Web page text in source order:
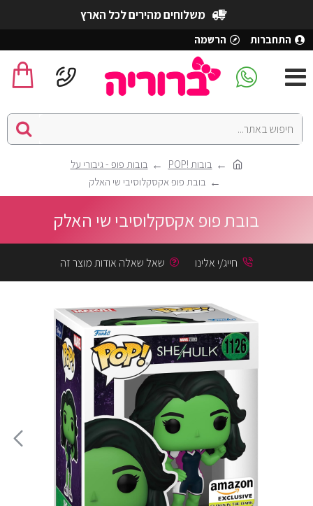
משלוחים מהירים לכל הארץ
התחברות הרשמה
בובות !POP
בובות פופ - גיבורי על
בובת פופ אקסקלוסיבי שי האלק
בובת פופ אקסקלוסיבי שי האלק
חייג/י אלינו שאל שאלה אודות מוצר זה